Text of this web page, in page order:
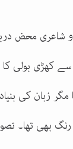
شاعری محض
کھڑی بولی
زبان کی
رنگ بھی تھا۔